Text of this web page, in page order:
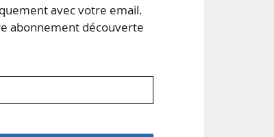
avec votre email.
abonnement découverte